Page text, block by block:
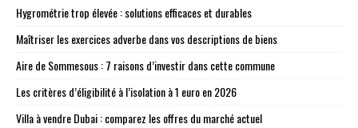
Hygrométrie trop élevée : solutions efficaces et durables
Maîtriser les exercices adverbe dans vos descriptions de biens
Aire de Sommesous : 7 raisons d’investir dans cette commune
Les critères d’éligibilité à l’isolation à 1 euro en 2026
Villa à vendre Dubai : comparez les offres du marché actuel